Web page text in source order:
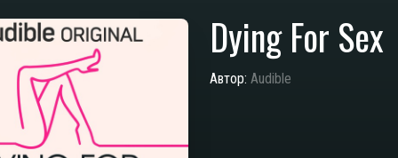
Dying For Sex
Автор: Audible